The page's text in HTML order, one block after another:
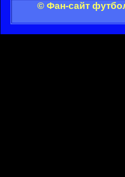
© Фан-сайт